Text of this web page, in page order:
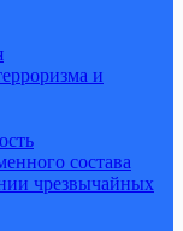
и
состава
чрезвычайных